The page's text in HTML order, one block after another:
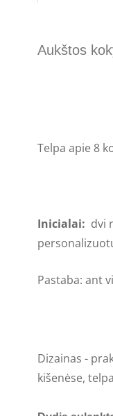
Aukštos
Telpa apie 8
Inicialai: dvi
Pastaba: ant
Dizainas -
kišenėse,